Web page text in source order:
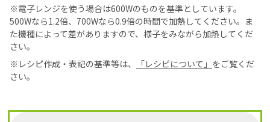
※電子レンジを使う場合は600Wのものを基準としています。
500Wなら1.2倍、700Wなら0.9倍の時間で加熱してください。ま
た機種によって差がありますので、様子をみながら加熱してくだ
さい。
※レシピ作成・表記の基準等は、
「レシピについて」 をご覧くだ
さい。